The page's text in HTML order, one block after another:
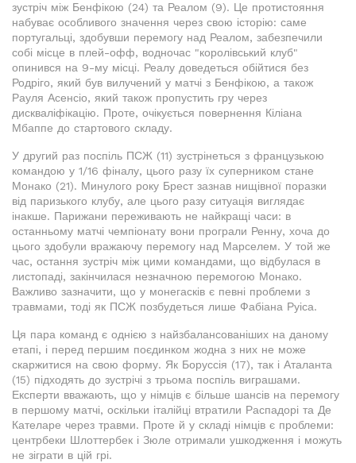
зустріч між Бенфікою (24) та Реалом (9). Це протистояння
набуває особливого значення через свою історію: саме
португальці, здобувши перемогу над Реалом, забезпечили
собі місце в плей-офф, водночас "королівський клуб"
опинився на 9-му місці. Реалу доведеться обійтися без
Родріго, який був вилучений у матчі з Бенфікою, а також
Рауля Асенсіо, який також пропустить гру через
дискваліфікацію. Проте, очікується повернення Кіліана
Мбаппе до стартового складу.
У другий раз поспіль ПСЖ (11) зустрінеться з французькою
командою у 1/16 фіналу, цього разу їх суперником стане
Монако (21). Минулого року Брест зазнав нищівної поразки
від паризького клубу, але цього разу ситуація виглядає
інакше. Парижани переживають не найкращі часи: в
останньому матчі чемпіонату вони програли Ренну, хоча до
цього здобули вражаючу перемогу над Марселем. У той же
час, остання зустріч між цими командами, що відбулася в
листопаді, закінчилася незначною перемогою Монако.
Важливо зазначити, що у монегасків є певні проблеми з
травмами, тоді як ПСЖ позбудеться лише Фабіана Руіса.
Ця пара команд є однією з найзбалансованіших на даному
етапі, і перед першим поєдинком жодна з них не може
скаржитися на свою форму. Як Боруссія (17), так і Аталанта
(15) підходять до зустрічі з трьома поспіль виграшами.
Експерти вважають, що у німців є більше шансів на перемогу
в першому матчі, оскільки італійці втратили Распадорі та Де
Кателаре через травми. Проте й у складі німців є проблеми:
центрбеки Шлоттербек і Зюле отримали ушкодження і можуть
не зіграти в цій грі.